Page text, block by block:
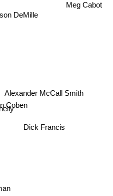
Dick Francis
Meg Cabot
DeMille